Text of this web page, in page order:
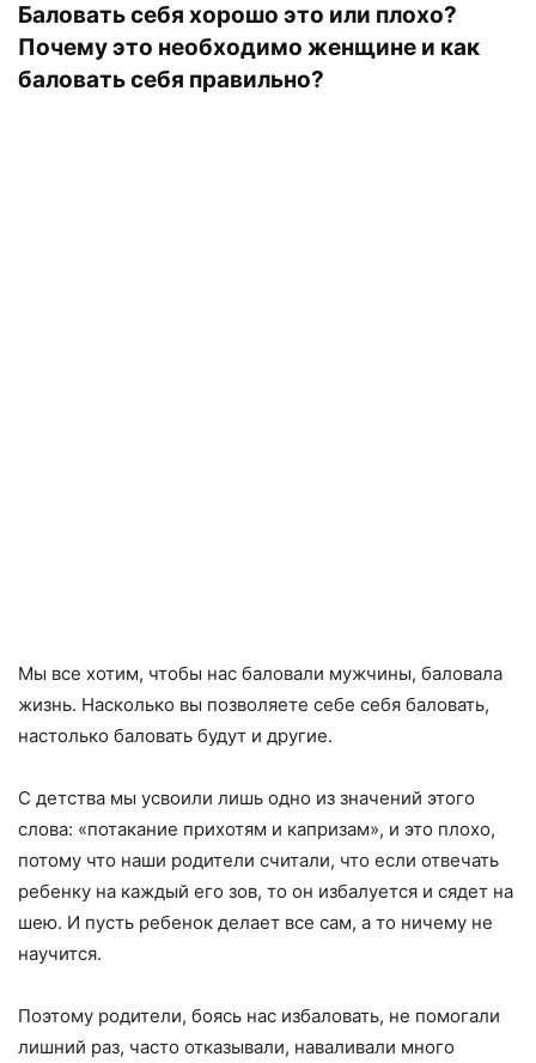
Баловать себя хорошо это или плохо?
Почему это необходимо женщине и как
баловать себя правильно?
Мы все хотим, чтобы нас баловали мужчины, баловала
жизнь. Насколько вы позволяете себе себя баловать,
настолько баловать будут и другие.
С детства мы усвоили лишь одно из значений этого
слова: «потакание прихотям и капризам», и это плохо,
потому что наши родители считали, что если отвечать
ребенку на каждый его зов, то он избалуется и сядет на
шею. И пусть ребенок делает все сам, а то ничему не
научится.
Поэтому родители, боясь нас избаловать, не помогали
лишний раз, часто отказывали, наваливали много